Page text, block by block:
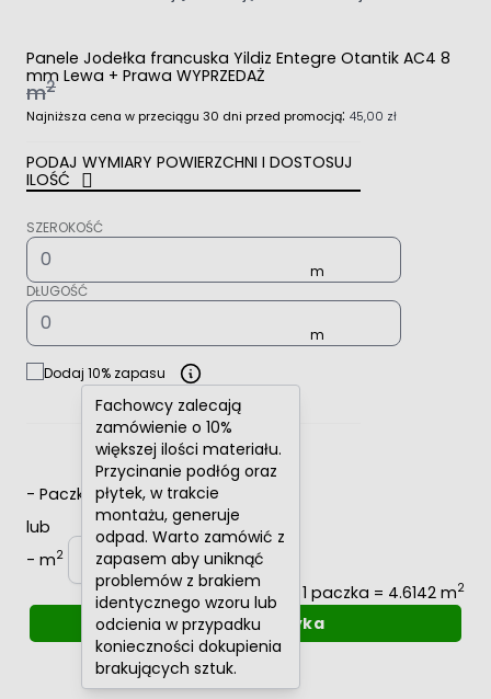
Panele Jodełka francuska Yildiz Entegre Otantik AC4 8
mm Lewa + Prawa WYPRZEDAŻ
m2
Najniższa cena w przeciągu 30 dni przed promocją: 45,00 zł
PODAJ WYMIARY POWIERZCHNI I DOSTOSUJ
ILOŚĆ
SZEROKOŚĆ
DŁUGOŚĆ
Dodaj 10% zapasu
Fachowcy zalecają
zamówienie o 10%
większej ilości materiału.
Przycinanie podłóg oraz
płytek, w trakcie
montażu, generuje
odpad. Warto zamówić z
zapasem aby uniknąć
problemów z brakiem
identycznego wzoru lub
odcienia w przypadku
konieczności dokupienia
brakujących sztuk.
- Paczki
+
lub
- m2
+
1 paczka = 4.6142 m2
Dodaj do koszyka
Oblicz raty0%